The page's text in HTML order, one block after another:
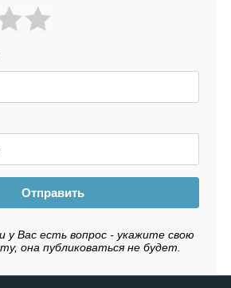
Отправить
у Вас есть вопрос - укажите свою
она публиковаться не будет.